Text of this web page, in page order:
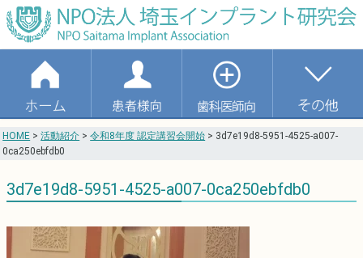
HOME >活動紹介 >令和8年度 認定講習会開始 > 3d7e19d8-5951-4525-a007-
0ca250ebfdb0
3d7e19d8-5951-4525-a007-0ca250ebfdb0